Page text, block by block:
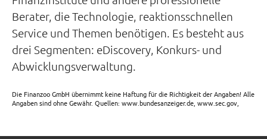
Berater, die Technologie, reaktionsschnellen
Service und Themen benötigen. Es besteht aus
drei Segmenten: eDiscovery, Konkurs- und
Abwicklungsverwaltung.
Die Finanzoo GmbH übernimmt keine Haftung für die Richtigkeit der Angaben! Alle
Angaben sind ohne Gewähr. Quellen: www.bundesanzeiger.de, www.sec.gov,